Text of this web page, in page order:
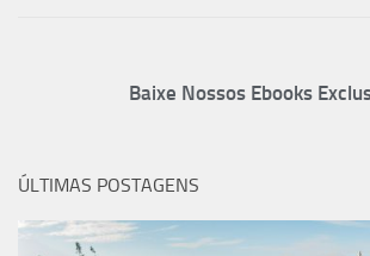
Baixe Nossos Ebooks
ÚLTIMAS POSTAGENS